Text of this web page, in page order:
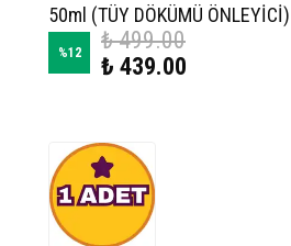
50ml (TÜY DÖKÜMÜ ÖNLEYİCİ)
%12
₺ 499.00
₺ 439.00